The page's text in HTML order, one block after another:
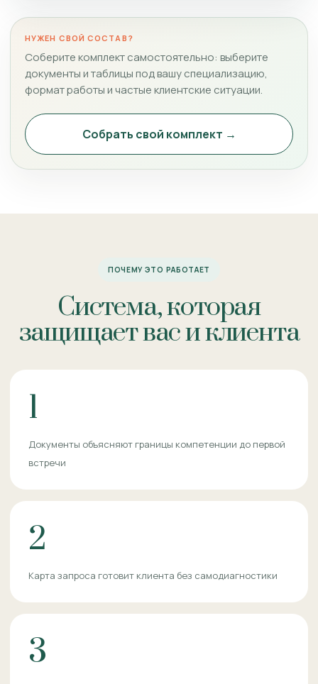
НУЖЕН СВОЙ СОСТАВ?
Соберите комплект самостоятельно: выберите
документы и таблицы под вашу специализацию,
формат работы и частые клиентские ситуации.
Собрать свой комплект →
ПОЧЕМУ ЭТО РАБОТАЕТ
Система, которая
защищает вас и клиента
1
Документы объясняют границы компетенции до первой
встречи
2
Карта запроса готовит клиента без самодиагностики
3